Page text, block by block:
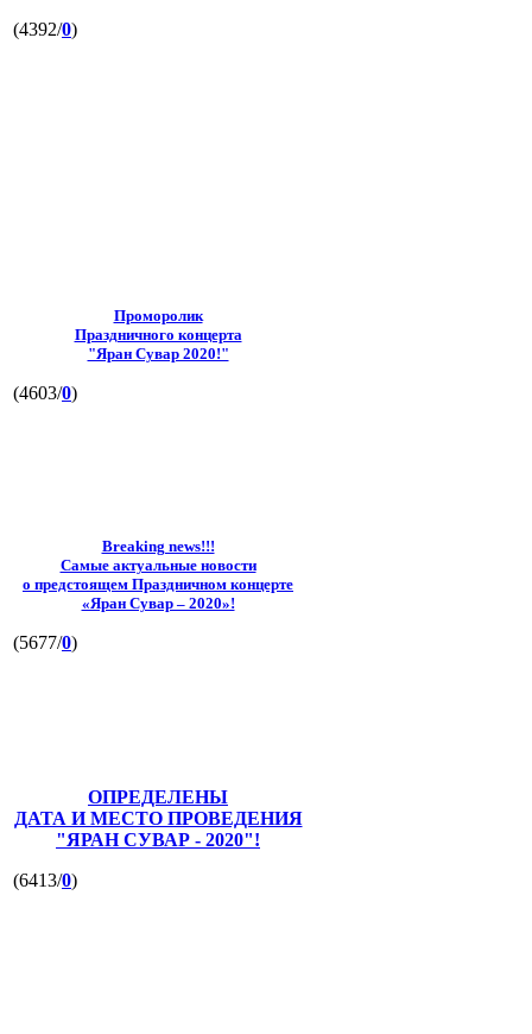
(4392/0)
Проморолик
Праздничного концерта
"Яран Сувар 2020!"
(4603/0)
Breaking news!!!
Самые актуальные новости
о предстоящем Праздничном концерте
«Яран Сувар – 2020»!
(5677/0)
ОПРЕДЕЛЕНЫ
ДАТА И МЕСТО ПРОВЕДЕНИЯ
"ЯРАН СУВАР - 2020"!
(6413/0)